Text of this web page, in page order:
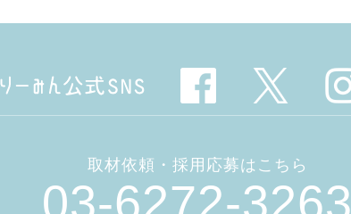
取材依頼・採用応募はこちら
03-6272-3263